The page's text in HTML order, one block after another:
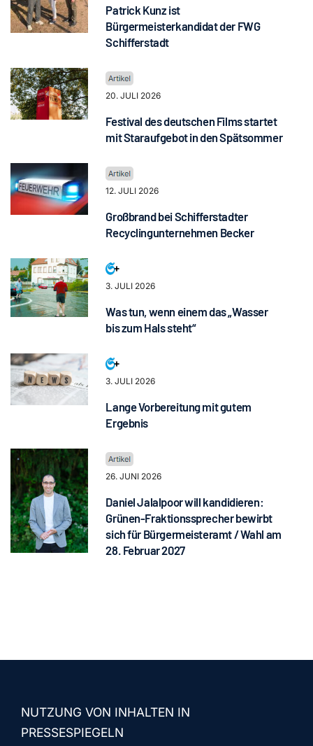
Patrick Kunz ist
Bürgermeisterkandidat der FWG
Schifferstadt
20. JULI 2026
Festival des deutschen Films startet
mit Staraufgebot in den Spätsommer
12. JULI 2026
Großbrand bei Schifferstadter
Recyclingunternehmen Becker
3. JULI 2026
Was tun, wenn einem das „Wasser
bis zum Hals steht“
3. JULI 2026
Lange Vorbereitung mit gutem
Ergebnis
26. JUNI 2026
Daniel Jalalpoor will kandidieren:
Grünen-Fraktionssprecher bewirbt
sich für Bürgermeisteramt / Wahl am
28. Februar 2027
NUTZUNG VON INHALTEN IN
PRESSESPIEGELN